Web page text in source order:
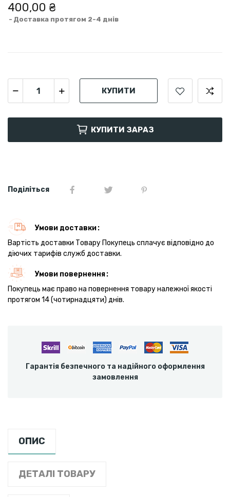
400,00 ₴
Доставка протягом 2-4 днів
КУПИТИ
КУПИТИ ЗАРАЗ
Поділіться
Умови доставки
Вартість доставки Товару Покупець сплачує відповідно до
діючих тарифів служб доставки.
Умови повернення
Покупець має право на повернення товару належної якості
протягом 14 (чотирнадцяти) днів.
Гарантія безпечного та надійного оформлення
замовлення
ОПИС
ДЕТАЛІ ТОВАРУ